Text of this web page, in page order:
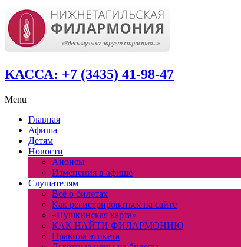
КАССА: +7 (3435) 41-98-47
Menu
Главная
Афиша
Детям
Новости
Анонсы
Изменения в афише
Слушателям
Всё о билетах
Как регистрироваться на сайте
«Пушкинская карта»
КАК НАЙТИ ФИЛАРМОНИЮ
Правила этикета